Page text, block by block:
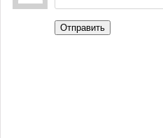
Отправить